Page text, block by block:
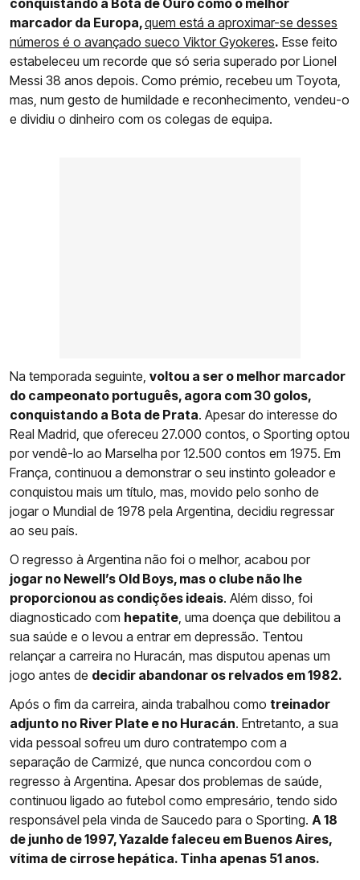
conquistando a Bota de Ouro como o melhor
marcador da Europa,quem está a aproximar-se desses
números é o avançado sueco Viktor Gyokeres. Esse feito
estabeleceu um recorde que só seria superado por Lionel
Messi 38 anos depois. Como prémio, recebeu um Toyota,
mas, num gesto de humildade e reconhecimento, vendeu-o
e dividiu o dinheiro com os colegas de equipa.
Na temporada seguinte, voltou a ser o melhor marcador
do campeonato português, agora com 30 golos,
conquistando a Bota de Prata. Apesar do interesse do
Real Madrid, que ofereceu 27.000 contos, o Sporting optou
por vendê-lo ao Marselha por 12.500 contos em 1975. Em
França, continuou a demonstrar o seu instinto goleador e
conquistou mais um título, mas, movido pelo sonho de
jogar o Mundial de 1978 pela Argentina, decidiu regressar
ao seu país.
O regresso à Argentina não foi o melhor, acabou por
jogar no Newell’s Old Boys, mas o clube não lhe
proporcionou as condições ideais. Além disso, foi
diagnosticado com hepatite, uma doença que debilitou a
sua saúde e o levou a entrar em depressão. Tentou
relançar a carreira no Huracán, mas disputou apenas um
jogo antes de decidir abandonar os relvados em 1982.
Após o fim da carreira, ainda trabalhou como treinador
adjunto no River Plate e no Huracán. Entretanto, a sua
vida pessoal sofreu um duro contratempo com a
separação de Carmizé, que nunca concordou com o
regresso à Argentina. Apesar dos problemas de saúde,
continuou ligado ao futebol como empresário, tendo sido
responsável pela vinda de Saucedo para o Sporting. A 18
de junho de 1997, Yazalde faleceu em Buenos Aires,
vítima de cirrose hepática. Tinha apenas 51 anos.